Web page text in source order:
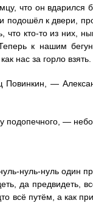
что он
к двери,
кто-то из них,
к нашим
нас за горло взять.
—
—
нуль-нуль один
да предвидеть,
всё путём, а как